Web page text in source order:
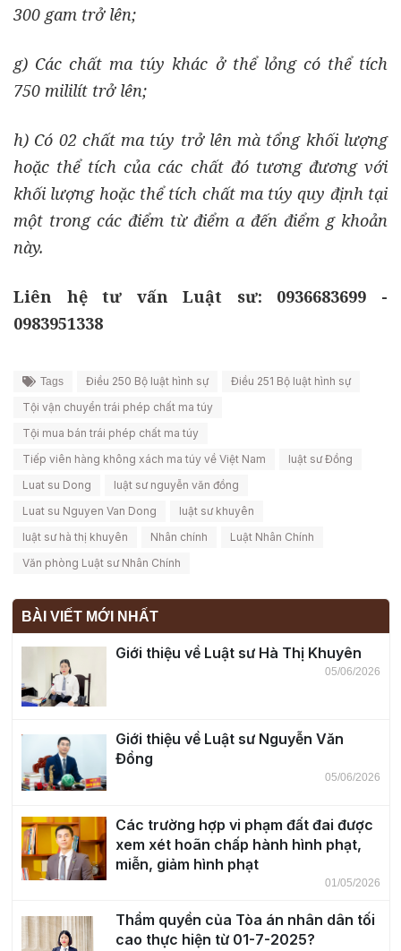
300 gam trở lên;
g) Các chất ma túy khác ở thể lỏng có thể tích
750 mililít trở lên;
h) Có 02 chất ma túy trở lên mà tổng khối lượng
hoặc thể tích của các chất đó tương đương với
khối lượng hoặc thể tích chất ma túy quy định tại
một trong các điểm từ điểm a đến điểm g khoản
này.
Liên hệ tư vấn Luật sư: 0936683699 -
0983951338
Tags Điều 250 Bộ luật hình sự
Điều 251 Bộ luật hình sự
Tội vận chuyển trái phép chất ma túy
Tội mua bán trái phép chất ma túy
Tiếp viên hàng không xách ma túy về Việt Nam
luật sư Đồng
Luat su Dong
luật sư nguyễn văn đồng
Luat su Nguyen Van Dong
luật sư khuyên
luật sư hà thị khuyên
Nhân chính
Luật Nhân Chính
Văn phòng Luật sư Nhân Chính
BÀI VIẾT MỚI NHẤT
Giới thiệu về Luật sư Hà Thị Khuyên
05/06/2026
Giới thiệu về Luật sư Nguyễn Văn
Đồng
05/06/2026
Các trường hợp vi phạm đất đai được
xem xét hoãn chấp hành hình phạt,
miễn, giảm hình phạt
01/05/2026
Thẩm quyền của Tòa án nhân dân tối
cao thực hiện từ 01-7-2025?